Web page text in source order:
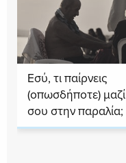
Εσύ, τι παίρνεις
(οπωσδήποτε) μαζί
σου στην παραλία;